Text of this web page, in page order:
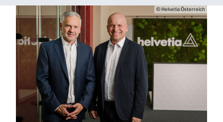
© Helvetia Österreich